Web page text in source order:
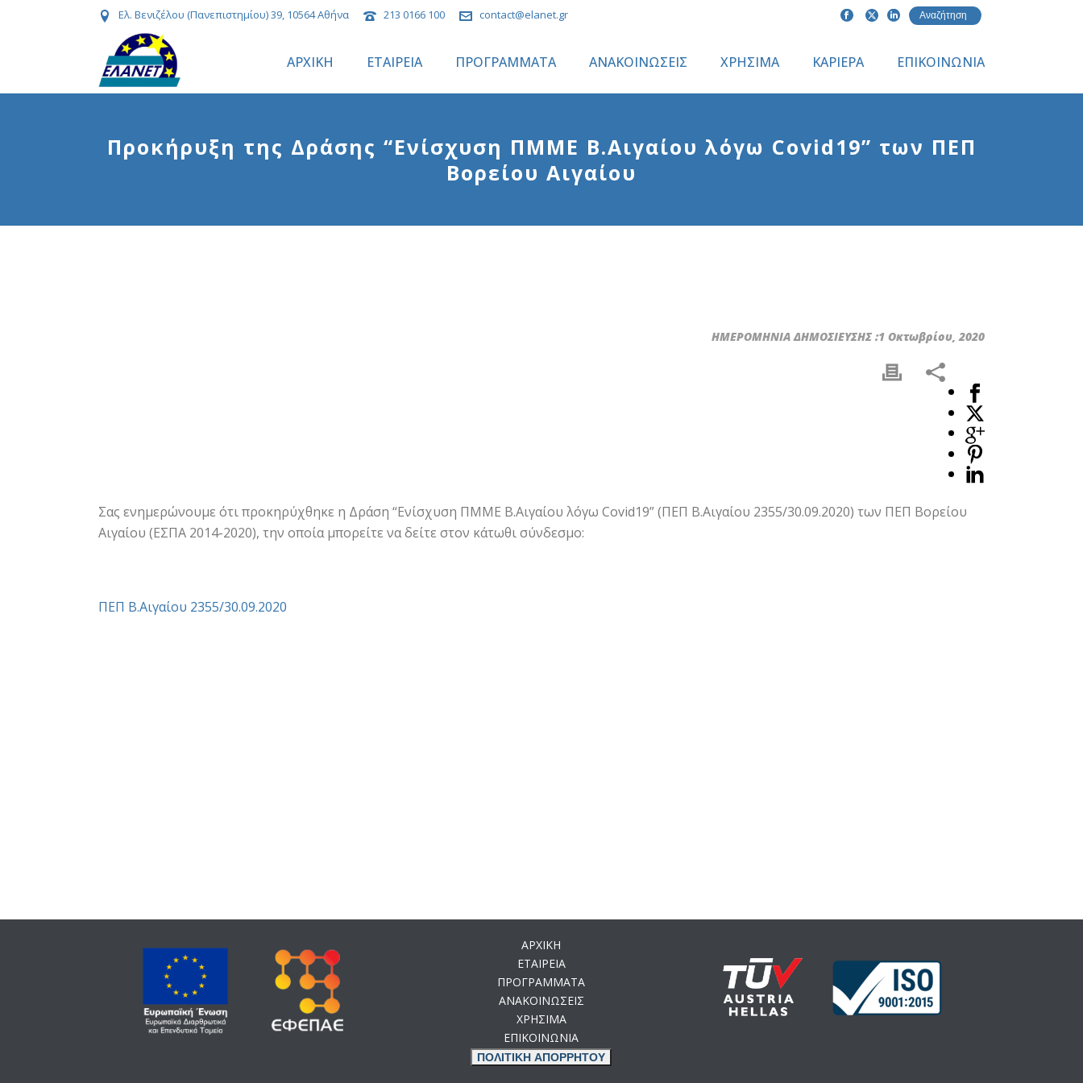
Ελ. Βενιζέλου (Πανεπιστημίου) 39, 10564 Αθήνα 213 0166 100 contact@elanet.gr
ΑΡΧΙΚΗ ΕΤΑΙΡΕΙΑ ΠΡΟΓΡΑΜΜΑΤΑ ΑΝΑΚΟΙΝΩΣΕΙΣ ΧΡΗΣΙΜΑ ΚΑΡΙΕΡΑ ΕΠΙΚΟΙΝΩΝΙΑ
Προκήρυξη της Δράσης “Ενίσχυση ΠΜΜΕ Β.Αιγαίου λόγω Covid19” των ΠΕΠ
Βορείου Αιγαίου
ΗΜΕΡΟΜΗΝΙΑ ΔΗΜΟΣΙΕΥΣΗΣ :1 Οκτωβρίου, 2020
Σας ενημερώνουμε ότι προκηρύχθηκε η Δράση “Ενίσχυση ΠΜΜΕ Β.Αιγαίου λόγω Covid19” (ΠΕΠ Β.Αιγαίου 2355/30.09.2020) των ΠΕΠ Βορείου
Αιγαίου (ΕΣΠΑ 2014-2020), την οποία μπορείτε να δείτε στον κάτωθι σύνδεσμο:
ΠΕΠ Β.Αιγαίου 2355/30.09.2020
ΑΡΧΙΚΗ
ΕΤΑΙΡΕΙΑ
ΠΡΟΓΡΑΜΜΑΤΑ
ΑΝΑΚΟΙΝΩΣΕΙΣ
ΧΡΗΣΙΜΑ
ΕΠΙΚΟΙΝΩΝΙΑ
ΠΟΛΙΤΙΚΗ ΑΠΟΡΡΗΤΟΥ